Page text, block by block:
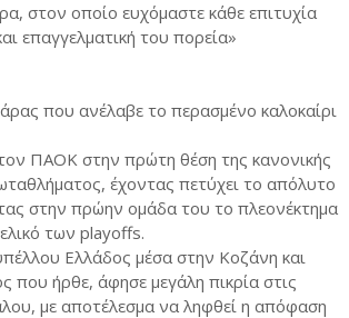
στον οποίο ευχόμαστε κάθε επιτυχία
επαγγελματική του πορεία»
που ανέλαβε το περασμένο καλοκαίρι
ΠΑΟΚ στην πρώτη θέση της κανονικής
έχοντας πετύχει το απόλυτο
στην πρώην ομάδα του το πλεονέκτημα
των playoffs.
Ελλάδος μέσα στην Κοζάνη και
που ήρθε, άφησε μεγάλη πικρία στις
με αποτέλεσμα να ληφθεί η απόφαση